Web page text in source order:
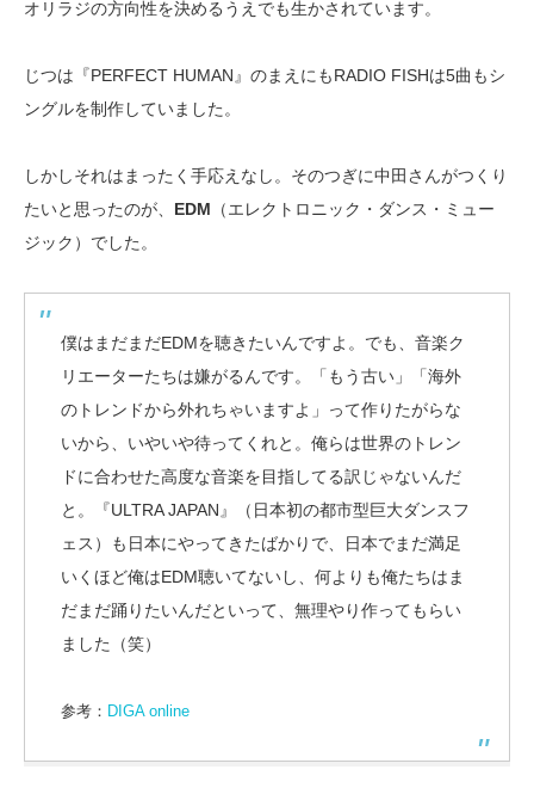
オリラジの方向性を決めるうえでも生かされています。
じつは『PERFECT HUMAN』のまえにもRADIO FISHは5曲もシ
ングルを制作していました。
しかしそれはまったく手応えなし。そのつぎに中田さんがつくり
たいと思ったのが、 EDM （エレクトロニック・ダンス・ミュー
ジック）でした。
僕はまだまだEDMを聴きたいんですよ。でも、音楽ク
リエーターたちは嫌がるんです。「もう古い」「海外
のトレンドから外れちゃいますよ」って作りたがらな
いから、いやいや待ってくれと。俺らは世界のトレン
ドに合わせた高度な音楽を目指してる訳じゃないんだ
と。『ULTRA JAPAN』（日本初の都市型巨大ダンスフ
ェス）も日本にやってきたばかりで、日本でまだ満足
いくほど俺はEDM聴いてないし、何よりも俺たちはま
だまだ踊りたいんだといって、無理やり作ってもらい
ました（笑）
参考： DIGA online